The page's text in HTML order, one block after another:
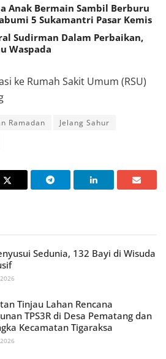
Anak Bermain Sambil Berburu
5 Sukamantri Pasar Kemis
Sudirman Dalam Perbaikan,
Waspada
ke Rumah Sakit Umum (RSU)
Ramadan
Jelang Sahur
Sedunia, 132 Bayi di Wisuda
Tinjau Lahan Rencana
TPS3R di Desa Pematang dan
Kecamatan Tigaraksa